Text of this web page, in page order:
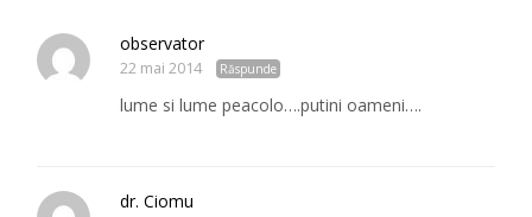
observator
22 mai 2014 Răspunde
lume si lume peacolo….putini oameni….
dr. Ciomu